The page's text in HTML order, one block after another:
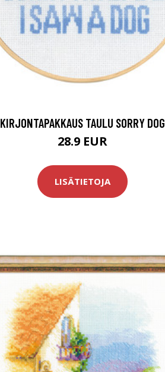
KIRJONTAPAKKAUS TAULU SORRY DOG
28.9 EUR
LISÄTIETOJA